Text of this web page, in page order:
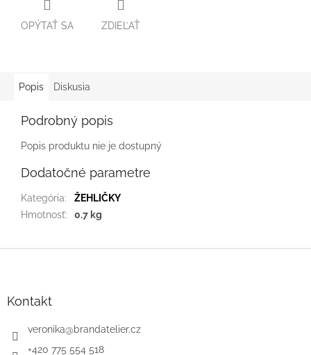
OPÝTAŤ SA ZDIEĽAŤ
Popis Diskusia
Podrobný popis
Popis produktu nie je dostupný
Dodatočné parametre
Kategória:
ŽEHLIČKY
Hmotnosť: 0.7 kg
Kontakt
veronika@brandatelier.cz
+420 775 554 518